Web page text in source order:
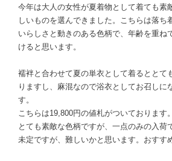
今年は大人の女性が夏着物として着ても素
しいものを選んできました。こちらは落ち
いらしさと動きのある色柄で、年齢を重ね
けると思います。
襦袢と合わせて夏の単衣として着るととて
りますし、麻混なので浴衣としてお召しに
す。
こちらは19,800円の値札がついております。
とても素敵な色柄ですが、一点のみの入荷
未定ですが、難しいかと思います。おすす